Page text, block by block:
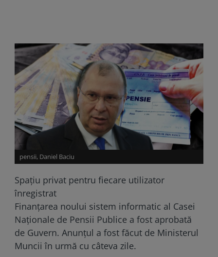
pensii, Daniel Baciu
Spațiu privat pentru fiecare utilizator
înregistrat
Finanțarea noului sistem informatic al Casei
Naționale de Pensii Publice a fost aprobată
de Guvern. Anunțul a fost făcut de Ministerul
Muncii în urmă cu câteva zile.